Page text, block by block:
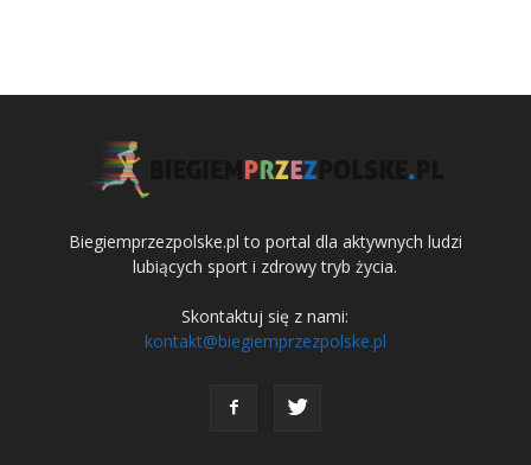
Biegiemprzezpolske.pl to portal dla aktywnych ludzi
lubiących sport i zdrowy tryb życia.
Skontaktuj się z nami:
kontakt@biegiemprzezpolske.pl